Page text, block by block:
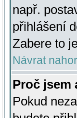
např.
přihlášení
Zabere to
Návrat
Proč jsem
Pokud